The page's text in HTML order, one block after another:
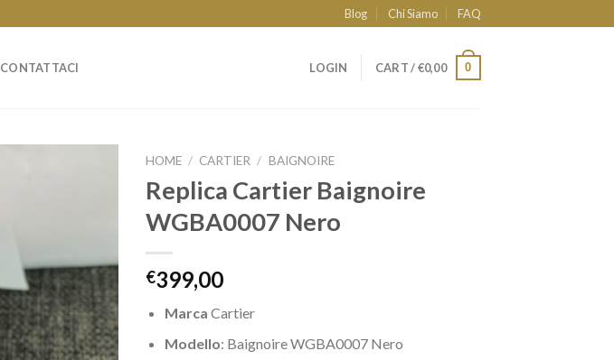
Blog Chi Siamo FAQ
CONTATTACI LOGIN CART /€0,00 0
HOME / CARTIER / BAIGNOIRE
Replica Cartier Baignoire
WGBA0007 Nero
€399,00
MarcaCartier
Modello: Baignoire WGBA0007 Nero